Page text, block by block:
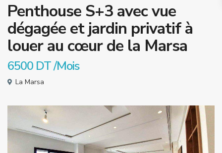
Penthouse S+3 avec vue
dégagée et jardin privatif à
louer au cœur de la Marsa
6500 DT/Mois
La Marsa